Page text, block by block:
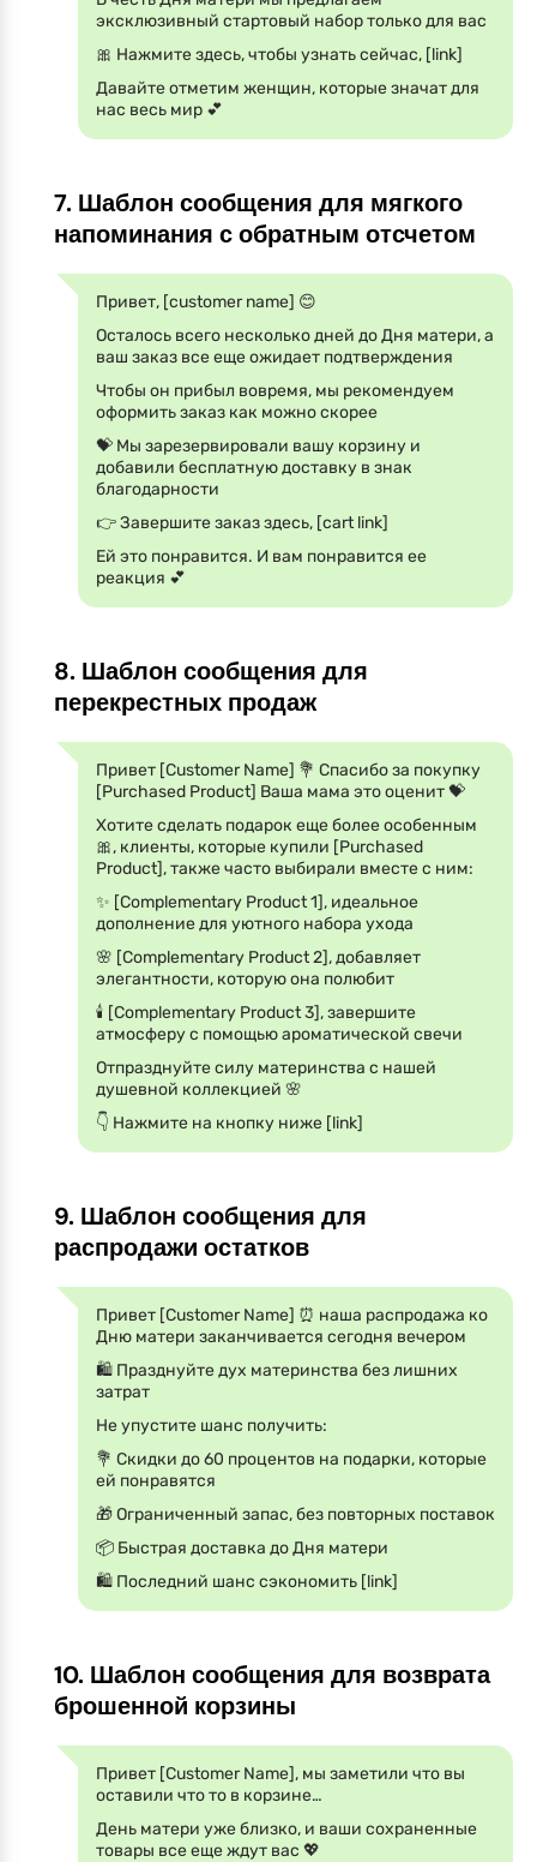
эксклюзивный стартовый набор только для вас
🎀 Нажмите здесь, чтобы узнать сейчас, [link]
Давайте отметим женщин, которые значат для
нас весь мир 💕
7. Шаблон сообщения для мягкого
напоминания с обратным отсчетом
Привет, [customer name] 😊
Осталось всего несколько дней до Дня матери, а
ваш заказ все еще ожидает подтверждения
Чтобы он прибыл вовремя, мы рекомендуем
оформить заказ как можно скорее
💝 Мы зарезервировали вашу корзину и
добавили бесплатную доставку в знак
благодарности
👉 Завершите заказ здесь, [cart link]
Ей это понравится. И вам понравится ее
реакция 💕
8. Шаблон сообщения для
перекрестных продаж
Привет [Customer Name] 💐 Спасибо за покупку
[Purchased Product] Ваша мама это оценит 💝
Хотите сделать подарок еще более особенным
🎀, клиенты, которые купили [Purchased
Product], также часто выбирали вместе с ним:
✨ [Complementary Product 1], идеальное
дополнение для уютного набора ухода
🌸 [Complementary Product 2], добавляет
элегантности, которую она полюбит
🕯️ [Complementary Product 3], завершите
атмосферу с помощью ароматической свечи
Отпразднуйте силу материнства с нашей
душевной коллекцией 🌸
👇 Нажмите на кнопку ниже [link]
9. Шаблон сообщения для
распродажи остатков
Привет [Customer Name] ⏰ наша распродажа ко
Дню матери заканчивается сегодня вечером
🛍️ Празднуйте дух материнства без лишних
затрат
Не упустите шанс получить:
💐 Скидки до 60 процентов на подарки, которые
ей понравятся
🎁 Ограниченный запас, без повторных поставок
📦 Быстрая доставка до Дня матери
🛍️ Последний шанс сэкономить [link]
10. Шаблон сообщения для возврата
брошенной корзины
Привет [Customer Name], мы заметили что вы
оставили что то в корзине…
День матери уже близко, и ваши сохраненные
товары все еще ждут вас 💖